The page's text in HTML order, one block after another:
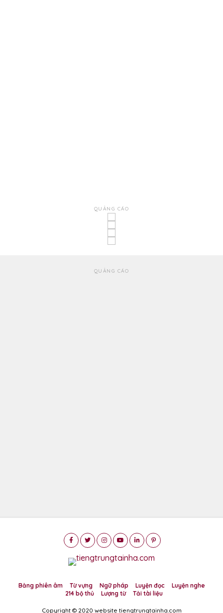
QUẢNG CÁO
QUẢNG CÁO
Bảng phiên âm Từ vựng Ngữ pháp Luyện đọc
Luyện nghe
214 bộ thủ
Lượng từ Tải tài liệu
Copyright © 2020 website tiengtrungtainha.com